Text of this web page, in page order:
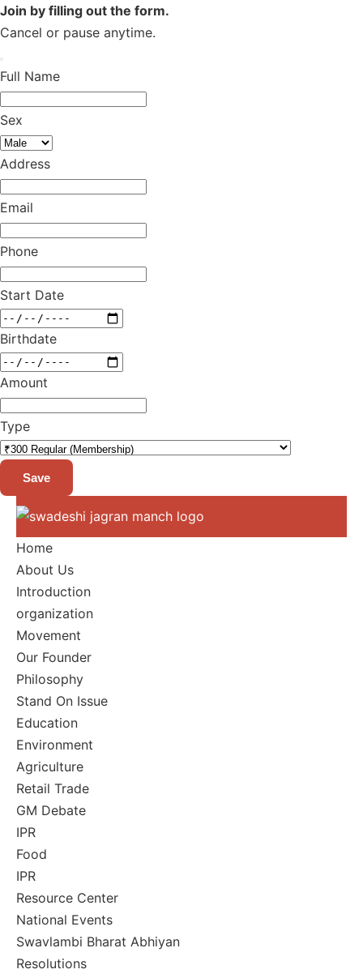
Join by filling out the form.
Cancel or pause anytime.
Full Name
Sex
Address
Email
Phone
Start Date
Birthdate
Amount
Type
Save
Home
About Us
Introduction
organization
Movement
Our Founder
Philosophy
Stand On Issue
Education
Environment
Agriculture
Retail Trade
GM Debate
IPR
Food
IPR
Resource Center
National Events
Swavlambi Bharat Abhiyan
Resolutions